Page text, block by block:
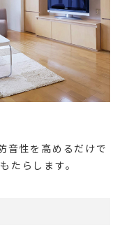
音性を高めるだけで
たらします。